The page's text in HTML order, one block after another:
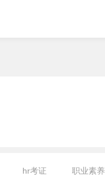
hr考证 职业素养